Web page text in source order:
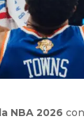
NBA 2026